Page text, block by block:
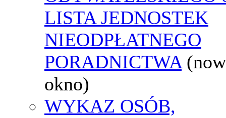
LISTA JEDNOSTEK
NIEODPŁATNEGO
PORADNICTWA
okno)
WYKAZ OSÓB,